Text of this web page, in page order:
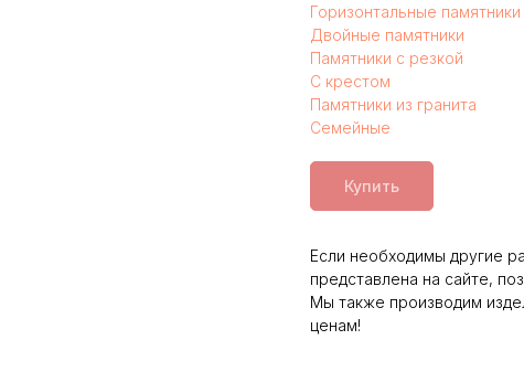
Горизонтальные памятники
Двойные памятники
Памятники с резкой
С крестом
Памятники из гранита
Семейные
Купить
Если необходимы другие
представлена на сайте,
Мы также производим
ценам!